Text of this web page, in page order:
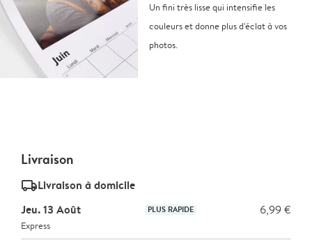
Un fini très lisse qui intensifie les
couleurs et donne plus d'éclat à vos
photos.
Livraison
delivery_standard_v2Livraison à domicile
Jeu. 13 Août
PLUS RAPIDE 6,99 €
Express